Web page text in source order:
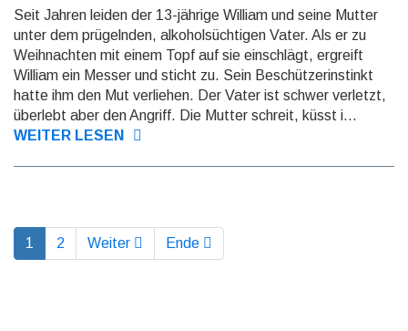
Seit Jahren leiden der 13-jährige William und seine Mutter
unter dem prügelnden, alkoholsüchtigen Vater. Als er zu
Weihnachten mit einem Topf auf sie einschlägt, ergreift
William ein Messer und sticht zu. Sein Beschützerinstinkt
hatte ihm den Mut verliehen. Der Vater ist schwer verletzt,
überlebt aber den Angriff. Die Mutter schreit, küsst i...
WEITER LESEN
1 2 Weiter Ende